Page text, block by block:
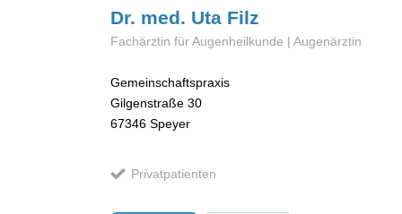
Dr. med. Uta Filz
Fachärztin für Augenheilkunde | Augenärztin
Gemeinschaftspraxis
Gilgenstraße 30
67346 Speyer
Privatpatienten